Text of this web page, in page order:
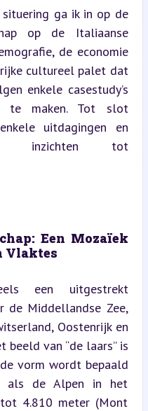
ga ik in op de
op de Italiaanse
de economie
cultureel palet dat
enkele casestudy’s
te maken. Tot slot
uitdagingen en
inzichten tot
Een Mozaïek
Vlaktes
een uitgestrekt
de Middellandse Zee,
Oostenrijk en
beeld van “de laars” is
vorm wordt bepaald
als de Alpen in het
4.810 meter (Mont